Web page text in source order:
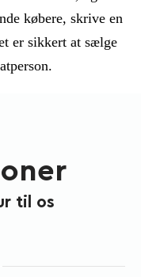
købere, skrive en
er sikkert at sælge
til os